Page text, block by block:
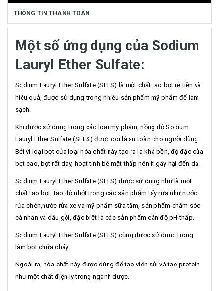
THÔNG TIN THANH TOÁN
Một số ứng dụng của Sodium
Lauryl Ether Sulfate:
Sodium Lauryl Ether Sulfate (SLES) là một chất tạo bọt rẻ tiền và
hiệu quả, được sử dụng trong nhiều sản phẩm mỹ phẩm để làm
sạch.
Khi được sử dụng trong các loại mỹ phẩm, nồng độ Sodium
Lauryl Ether Sulfate (SLES) được coi là an toàn cho người dùng.
Bởi vì loại bọt của loại hóa chất này tạo ra là khá bền, độ đặc của
bọt cao, bọt rất dày, hoạt tính bề mặt thấp nên ít gây hại đến da.
Sodium Lauryl Ether Sulfate (SLES) được sử dụng như là một
chất tạo bọt, tạo độ nhớt trong các sản phẩm tẩy rửa như nước
rửa chén,nước rửa xe và mỹ phẩm sữa tắm, sản phẩm chăm sóc
cá nhân và dầu gội, đặc biệt là các sản phẩm cần độ pH thấp.
Sodium Lauryl Ether Sulfate (SLES) cũng được sử dụng trong
làm bọt chữa cháy.
Ngoài ra, hóa chất này được dùng để tạo viên sủi và tạo protein
như một chất điện ly trong ngành dược.